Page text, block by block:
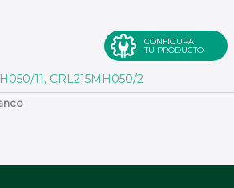
CONFIGURA
TU PRODUCTO
11, CRL215MH050/2